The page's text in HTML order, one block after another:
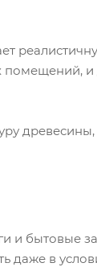
помещений,
бытовые
даже в